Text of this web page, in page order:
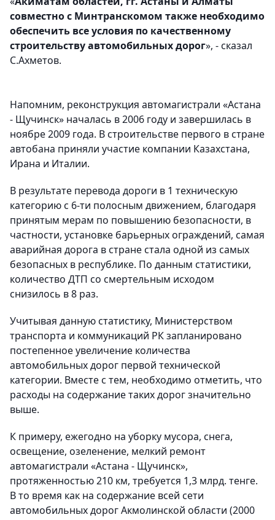
совместно с Минтранскомом также необходимо
обеспечить все условия по качественному
строительству автомобильных дорог», - сказал
С.Ахметов.
Напомним, реконструкция автомагистрали «Астана
- Щучинск» началась в 2006 году и завершилась в
ноябре 2009 года. В строительстве первого в стране
автобана приняли участие компании Казахстана,
Ирана и Италии.
В результате перевода дороги в 1 техническую
категорию с 6-ти полосным движением, благодаря
принятым мерам по повышению безопасности, в
частности, установке барьерных ограждений, самая
аварийная дорога в стране стала одной из самых
безопасных в республике. По данным статистики,
количество ДТП со смертельным исходом
снизилось в 8 раз.
Учитывая данную статистику, Министерством
транспорта и коммуникаций РК запланировано
постепенное увеличение количества
автомобильных дорог первой технической
категории. Вместе с тем, необходимо отметить, что
расходы на содержание таких дорог значительно
выше.
К примеру, ежегодно на уборку мусора, снега,
освещение, озеленение, мелкий ремонт
автомагистрали «Астана - Щучинск»,
протяженностью 210 км, требуется 1,3 млрд. тенге.
В то время как на содержание всей сети
автомобильных дорог Акмолинской области (2000